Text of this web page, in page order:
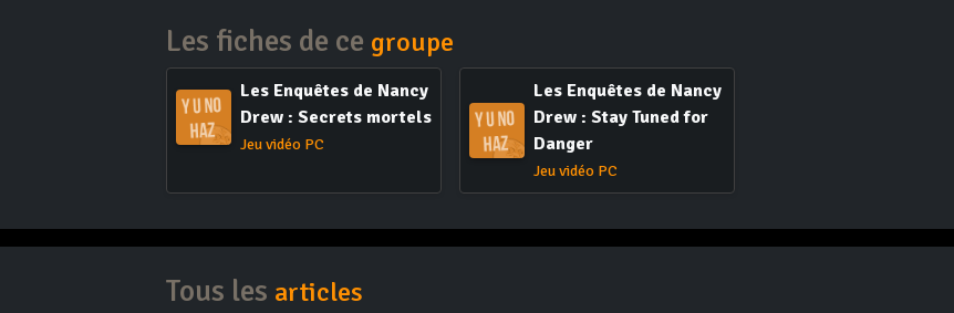
Les fiches de ce groupe
Les Enquêtes de Nancy
Drew : Secrets mortels
Jeu vidéo PC
Les Enquêtes de Nancy
Drew : Stay Tuned for
Danger
Jeu vidéo PC
Tous les articles